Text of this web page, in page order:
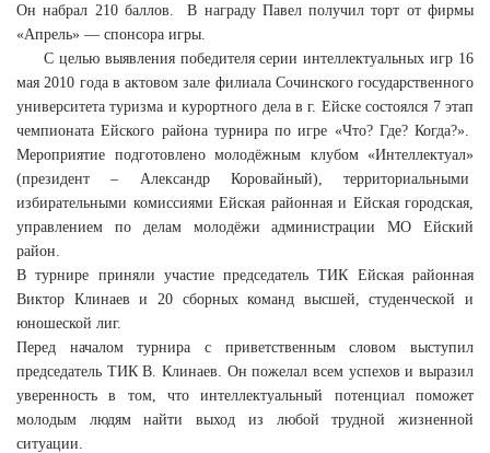
Он набрал 210 баллов. В награду Павел получил торт от фирмы
«Апрель» — спонсора игры.
С целью выявления победителя серии интеллектуальных игр 16
мая 2010 года в актовом зале филиала Сочинского государственного
университета туризма и курортного дела в г. Ейске состоялся 7 этап
чемпионата Ейского района турнира по игре «Что? Где? Когда?».
Мероприятие подготовлено молодёжным клубом «Интеллектуал»
(президент – Александр Коровайный), территориальными
избирательными комиссиями Ейская районная и Ейская городская,
управлением по делам молодёжи администрации МО Ейский
район.
В турнире приняли участие председатель ТИК Ейская районная
Виктор Клинаев и 20 сборных команд высшей, студенческой и
юношеской лиг.
Перед началом турнира с приветственным словом выступил
председатель ТИК В. Клинаев. Он пожелал всем успехов и выразил
уверенность в том, что интеллектуальный потенциал поможет
молодым людям найти выход из любой трудной жизненной
ситуации.